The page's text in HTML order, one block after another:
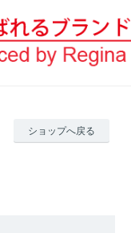
ショップへ戻る